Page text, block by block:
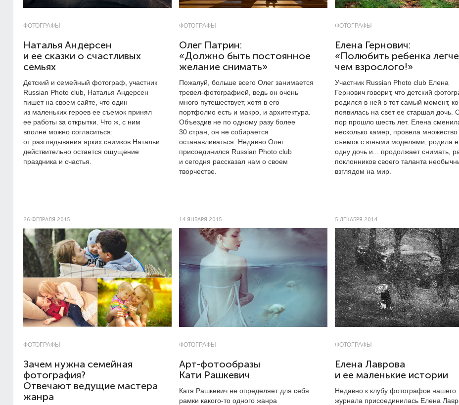
ФОТОГРАФЫ
Наталья Андерсен
и ее сказки о счастливых
семьях
Детский и семейный фотограф, участник
Russian Photo club, Наталья Андерсен
пишет на своем сайте, что один
из маленьких героев ее съемок принял
ее работы за открытки. Что ж, с ним
вполне можно согласиться:
от разглядывания ярких снимков Натальи
действительно остается ощущение
праздника и счастья.
ФОТОГРАФЫ
Олег Патрин:
«Должно быть постоянное
желание снимать»
Пожалуй, больше всего Олег занимается
тревел-фотографией, ведь он очень
много путешествует, хотя в его
портфолио есть и макро, и архитектура.
Объездив не по одному разу более
30 стран, он не собирается
останавливаться. Недавно Олег
присоединился Russian Photo club
и сегодня рассказал нам о своем
творчестве.
ФОТОГРАФЫ
Елена Гернович:
«Полюбить ребенка
чем взрослого!»
Участник Russian Photo club Елена
Гернович говорит, что детский
родился в ней в тот самый момент,
появилась на свет ее старшая дочь.
пор прошло шесть лет. Елена
несколько камер, провела множество
съемок с юными моделями, родила
одну дочь и... продолжает снимать,
поклонников своего таланта
взглядом на мир.
26 ФЕВРАЛЯ 2015
ФОТОГРАФЫ
Зачем нужна семейная
фотография?
Отвечают ведущие мастера
жанра
14 ЯНВАРЯ 2015
ФОТОГРАФЫ
Арт-фотообразы
Кати Рашкевич
Катя Рашкевич не определяет для себя
рамки какого-то одного жанра
5 ДЕКАБРЯ 2014
ФОТОГРАФЫ
Елена Лаврова
и ее маленькие истории
Недавно к клубу фотографов нашего
журнала присоединилась Елена